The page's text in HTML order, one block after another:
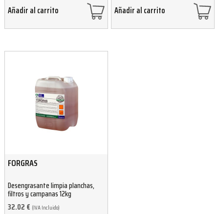
Añadir al carrito Añadir al carrito
FORGRAS
Desengrasante limpia planchas,
filtros y campanas 12kg
32.02 € (IVA Incluido)